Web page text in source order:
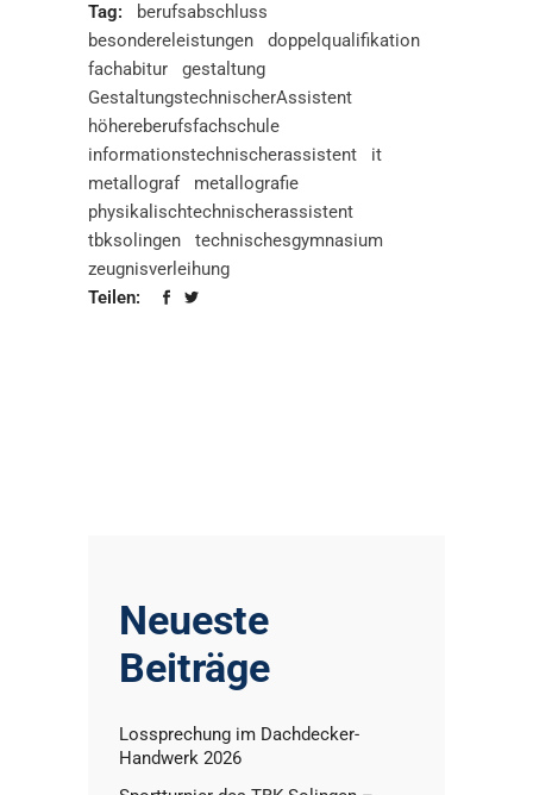
Tag:
berufsabschluss
besondereleistungen
doppelqualifikation
fachabitur
gestaltung
GestaltungstechnischerAssistent
höhereberufsfachschule
informationstechnischerassistent
it
metallograf
metallografie
physikalischtechnischerassistent
tbksolingen
technischesgymnasium
zeugnisverleihung
Teilen:
Neueste
Beiträge
Lossprechung im Dachdecker-
Handwerk 2026